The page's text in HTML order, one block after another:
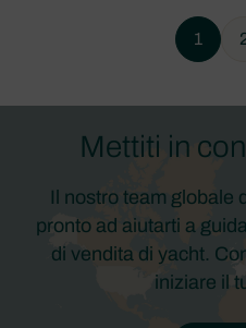
1
Mettiti in
Il nostro team globale
pronto ad aiutarti a
di vendita di yacht.
iniziare il